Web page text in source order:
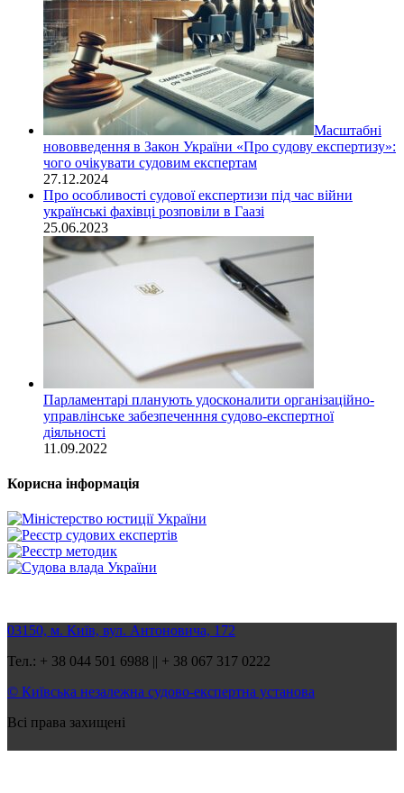
Масштабні
нововведення в Закон України «Про судову експертизу»:
чого очікувати судовим експертам
27.12.2024
Про особливості судової експертизи під час війни
українські фахівці розповіли в Гаазі
25.06.2023
Парламентарі планують удосконалити організаційно-
управлінське забезпеченння судово-експертної
діяльності
11.09.2022
Корисна інформація
03150, м. Київ, вул. Антоновича, 172
Тел.: + 38 044 501 6988 || + 38 067 317 0222
© Київська незалежна судово-експертна установа
Всі права захищені